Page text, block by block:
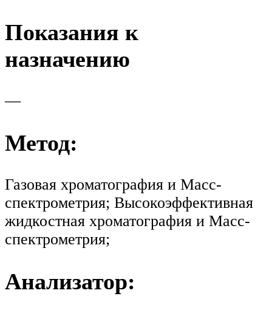
Показания к
назначению
—
Метод:
Газовая хроматография и Масс-
спектрометрия; Высокоэффективная
жидкостная хроматография и Масс-
спектрометрия;
Анализатор: